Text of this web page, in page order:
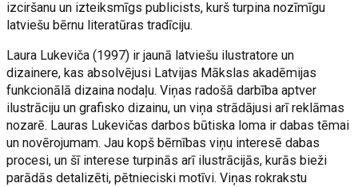
izciršanu un izteiksmīgs publicists, kurš turpina nozīmīgu
latviešu bērnu literatūras tradīciju.
Laura Lukeviča (1997) ir jaunā latviešu ilustratore un
dizainere, kas absolvējusi Latvijas Mākslas akadēmijas
funkcionālā dizaina nodaļu. Viņas radošā darbība aptver
ilustrāciju un grafisko dizainu, un viņa strādājusi arī reklāmas
nozarē. Lauras Lukevičas darbos būtiska loma ir dabas tēmai
un novērojumam. Jau kopš bērnības viņu interesē dabas
procesi, un šī interese turpinās arī ilustrācijās, kurās bieži
parādās detalizēti, pētnieciski motīvi. Viņas rokrakstu